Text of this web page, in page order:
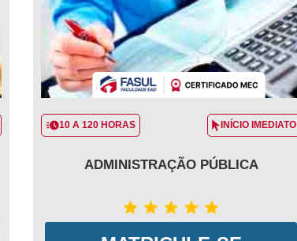
10 A 120 HORAS INÍCIO IMEDIATO
ADMINISTRAÇÃO PÚBLICA